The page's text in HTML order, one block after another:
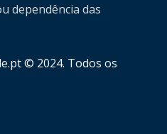
dependência das
© 2024. Todos os